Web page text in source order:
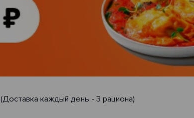
(Доставка каждый день - 3 рациона)